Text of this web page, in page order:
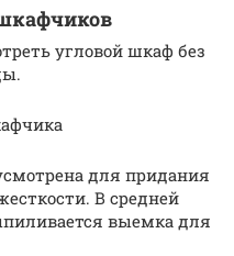
угловой шкаф без
для придания
В средней
выемка для